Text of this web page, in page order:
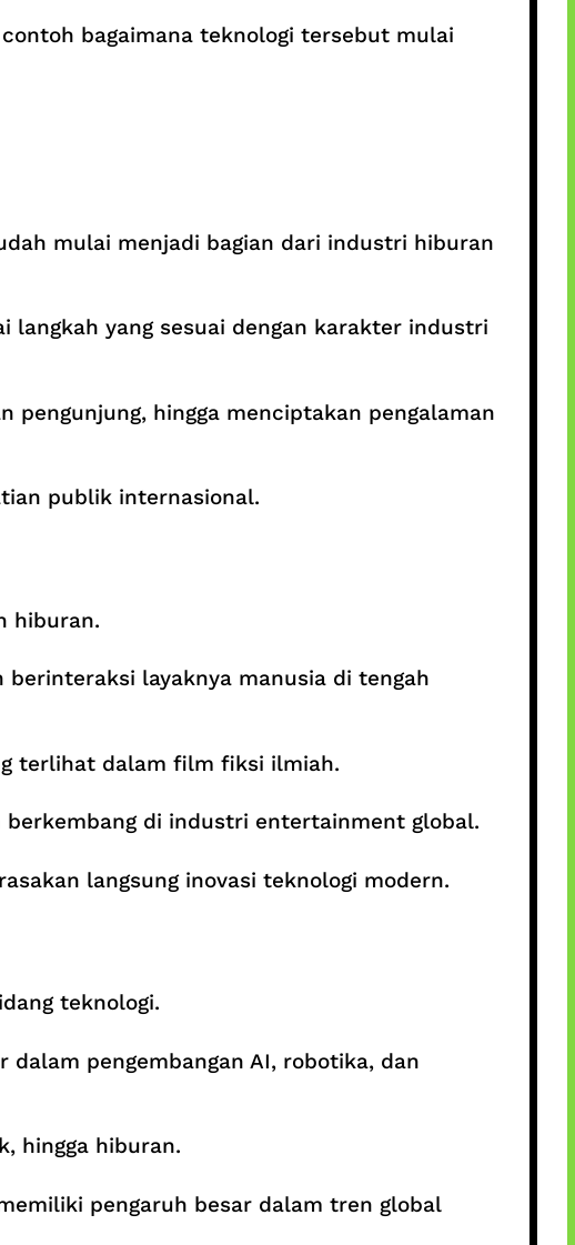
bagaimana teknologi tersebut mulai
mulai menjadi bagian dari industri hiburan
langkah yang sesuai dengan karakter industri
hingga menciptakan pengalaman
publik internasional.
hiburan.
layaknya manusia di tengah
terlihat dalam film fiksi ilmiah.
di industri entertainment global.
langsung inovasi teknologi modern.
teknologi.
pengembangan AI, robotika, dan
hingga hiburan.
pengaruh besar dalam tren global